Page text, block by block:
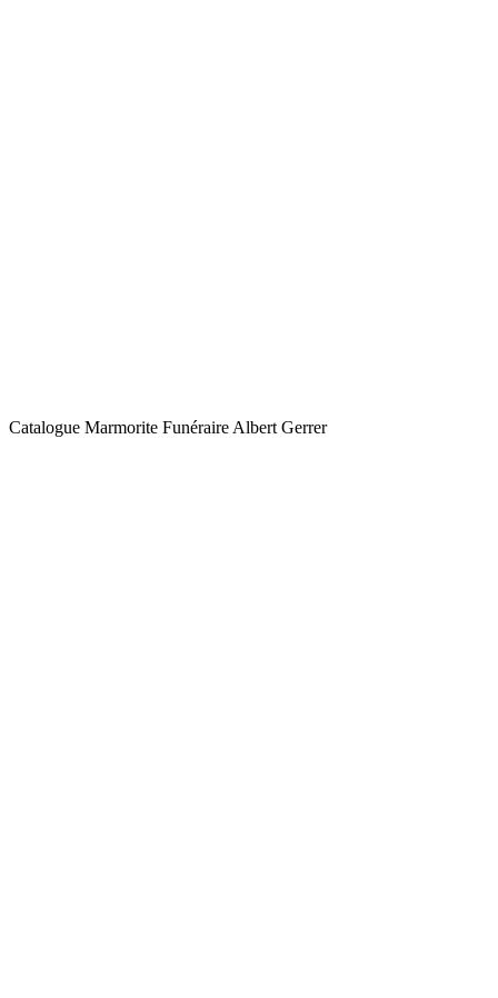
Catalogue Marmorite Funéraire Albert Gerrer